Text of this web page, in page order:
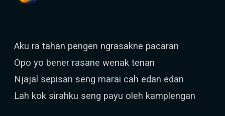
Aku ra tahan pengen ngrasakne pacaran
Opo yo bener rasane wenak tenan
Njajal sepisan seng marai cah edan edan
Lah kok sirahku seng payu oleh kamplengan